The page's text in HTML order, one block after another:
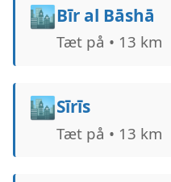
🏙️Bīr al Bāshā
Tæt på • 13 km
🏙️Sīrīs
Tæt på • 13 km